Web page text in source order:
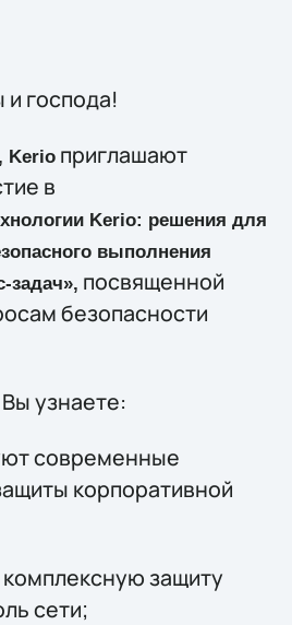
господа!
Kerioприглашают
в
Kerio: решения для
выполнения
задач», посвященной
безопасности
узнаете:
современные
корпоративной
защиту
сети;